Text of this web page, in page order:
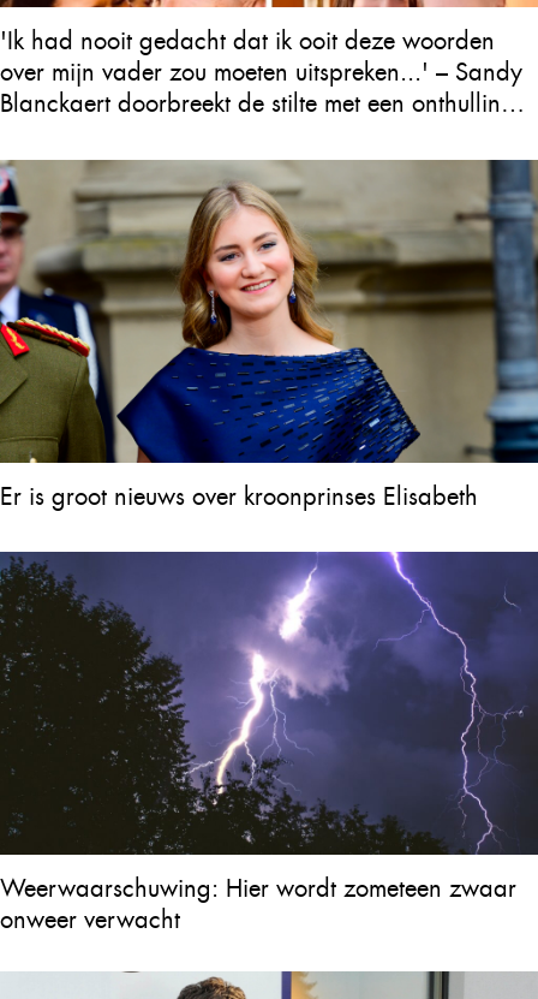
'Ik had nooit gedacht dat ik ooit deze woorden
over mijn vader zou moeten uitspreken...' – Sandy
Blanckaert doorbreekt de stilte met een onthulling
achterlaat
Er is groot nieuws over kroonprinses Elisabeth
Weerwaarschuwing: Hier wordt zometeen zwaar
onweer verwacht